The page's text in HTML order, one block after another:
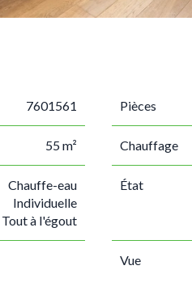
7601561 Pièces
55 m² Chauffage
Chauffe-eau
Individuelle
Tout à l'égout
État
Vue